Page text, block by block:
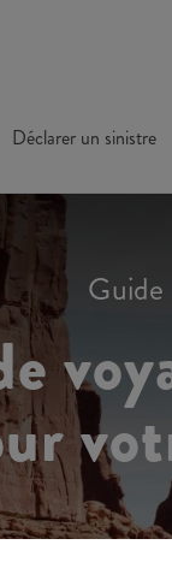
Déclarer un sinistre
Guide